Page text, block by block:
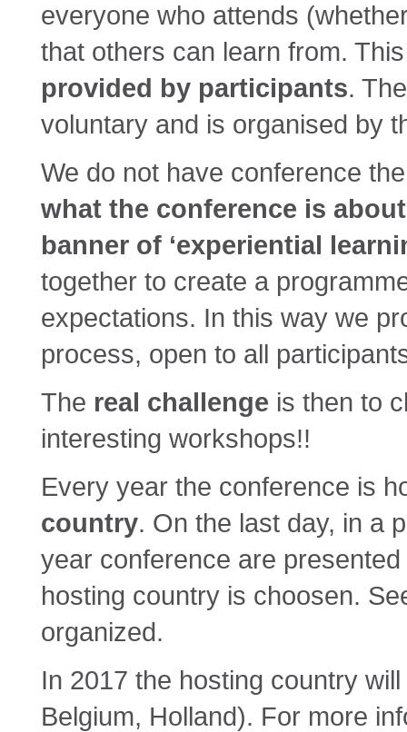
everyone who attends
that others can learn from.
provided by participants.
voluntary and is organised by
We do not have conference
what the conference is
banner of ‘experiential
together to create a
expectations. In this way we
process, open to all
The real challenge is then to
interesting workshops!!
Every year the conference is
country. On the last day, in a
year conference are
hosting country is choosen.
organized.
In 2017 the hosting country
Belgium, Holland). For more